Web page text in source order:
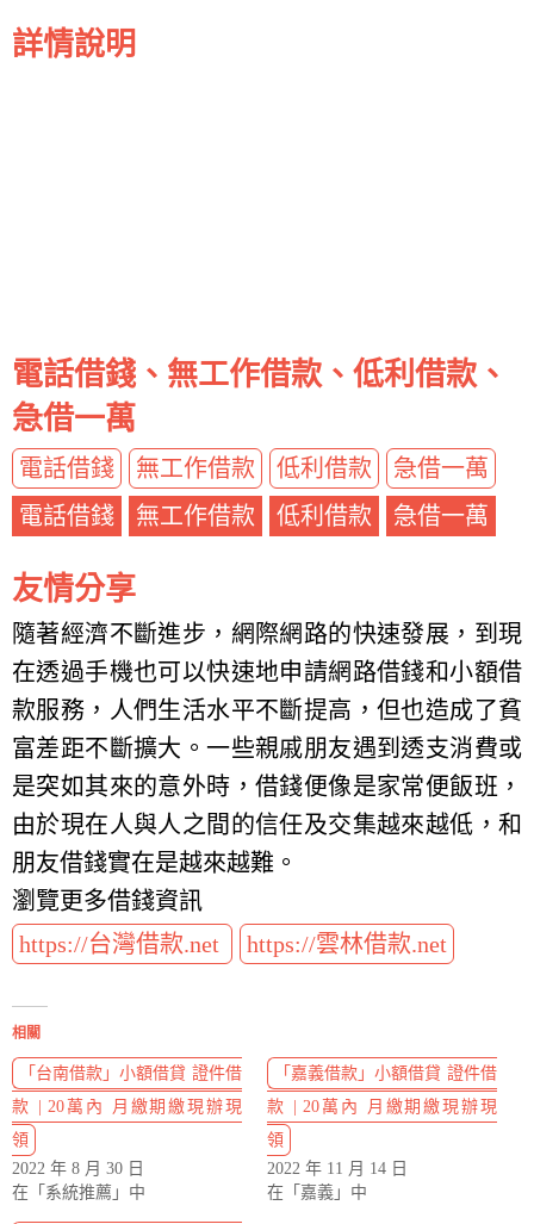
詳情說明
電話借錢、無工作借款、低利借款、
急借一萬
電話借錢 無工作借款 低利借款
急借一萬
電話借錢
無工作借款 低利借款 急借一萬
友情分享
隨著經濟不斷進步，網際網路的快速發展，到現
在透過手機也可以快速地申請網路借錢和小額借
款服務，人們生活水平不斷提高，但也造成了貧
富差距不斷擴大。一些親戚朋友遇到透支消費或
是突如其來的意外時，借錢便像是家常便飯班，
由於現在人與人之間的信任及交集越來越低，和
朋友借錢實在是越來越難。
瀏覽更多借錢資訊
https://台灣借款.net
https://雲林借款.net
相關
「台南借款」小額借貸 證件借
款 | 20萬內 月繳期繳現辦現
領
2022 年 8 月 30 日
在「系統推薦」中
「嘉義借款」小額借貸 證件借
款 | 20萬內 月繳期繳現辦現
領
2022 年 11 月 14 日
在「嘉義」中